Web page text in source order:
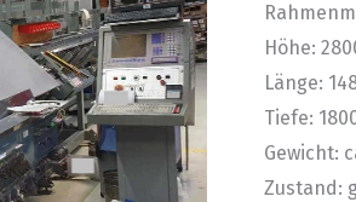
Höhe:
Länge:
Tiefe:
Gewicht:
Zustand: